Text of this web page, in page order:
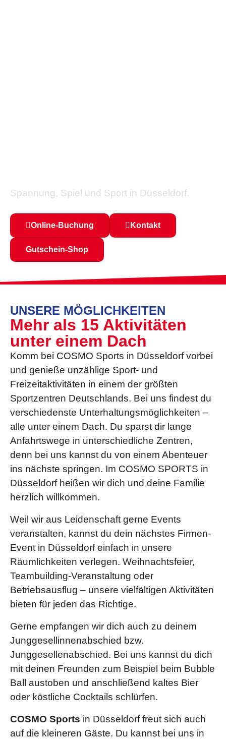
Spannung, Spiel und Sport in Düsseldorf.
Online-Buchung Kontakt
Gutschein-Shop
UNSERE MÖGLICHKEITEN
Mehr als 15 Aktivitäten
unter einem Dach
Komm bei COSMO Sports in Düsseldorf vorbei
und genieße unzählige Sport- und
Freizeitaktivitäten in einem der größten
Sportzentren Deutschlands. Bei uns findest du
verschiedenste Unterhaltungs­möglichkeiten –
alle unter einem Dach. Du sparst dir lange
Anfahrtswege in unterschiedliche Zentren,
denn bei uns kannst du von einem Abenteuer
ins nächste springen. Im COSMO SPORTS in
Düsseldorf heißen wir dich und deine Familie
herzlich willkommen.
Weil wir aus Leidenschaft gerne Events
veranstalten, kannst du dein nächstes Firmen-
Event in Düsseldorf einfach in unsere
Räumlichkeiten verlegen. Weihnachtsfeier,
Teambuilding-Veranstaltung oder
Betriebsausflug – unsere vielfältigen Aktivitäten
bieten für jeden das Richtige.
Gerne empfangen wir dich auch zu deinem
Junggesellinnenabschied bzw.
Junggesellenabschied. Bei uns kannst du dich
mit deinen Freunden zum Beispiel beim Bubble
Ball austoben und anschließend kaltes Bier
oder köstliche Cocktails schlürfen.
COSMO Sports in Düsseldorf freut sich auch
auf die kleineren Gäste. Du kannst bei uns in